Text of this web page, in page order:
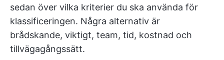
sedan över vilka kriterier du ska använda för
klassificeringen. Några alternativ är
brådskande, viktigt, team, tid, kostnad och
tillvägagångssätt.